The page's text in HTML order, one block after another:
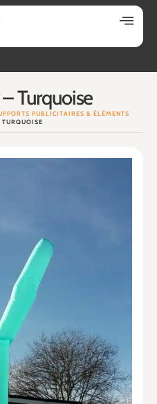
Turquoise
PUBLICITAIRES & ÉLÉMENTS